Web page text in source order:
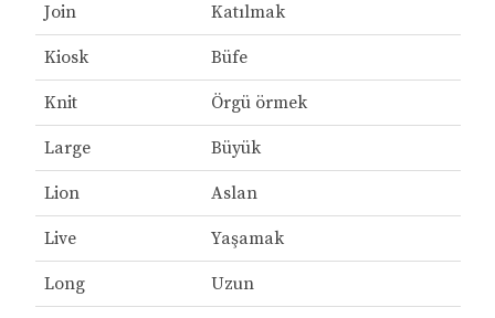
Join Katılmak
Kiosk Büfe
Knit Örgü örmek
Large Büyük
Lion Aslan
Live Yaşamak
Long Uzun